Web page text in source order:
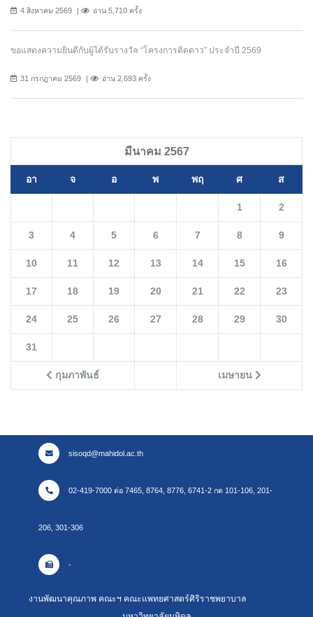
4 สิงหาคม 2569 อ่าน 5,710 ครั้ง
ขอแสดงความยินดีกับผู้ได้รับรางวัล “โครงการติดดาว” ประจำปี 2569
31 กรกฎาคม 2569 อ่าน 2,693 ครั้ง
มีนาคม 2567
อา จ อ พ พฤ ศ ส
กุมภาพันธ์ เมษายน
1 2
3 4 5 6 7 8 9
10 11 12 13 14 15 16
17 18 19 20 21 22 23
24 25 26 27 28 29 30
31
sisoqd@mahidol.ac.th
02-419-7000 ต่อ 7465, 8764, 8776, 6741-2 กด 101-106, 201-
206, 301-306
-
งานพัฒนาคุณภาพ คณะฯ คณะแพทยศาสตร์ศิริราชพยาบาล